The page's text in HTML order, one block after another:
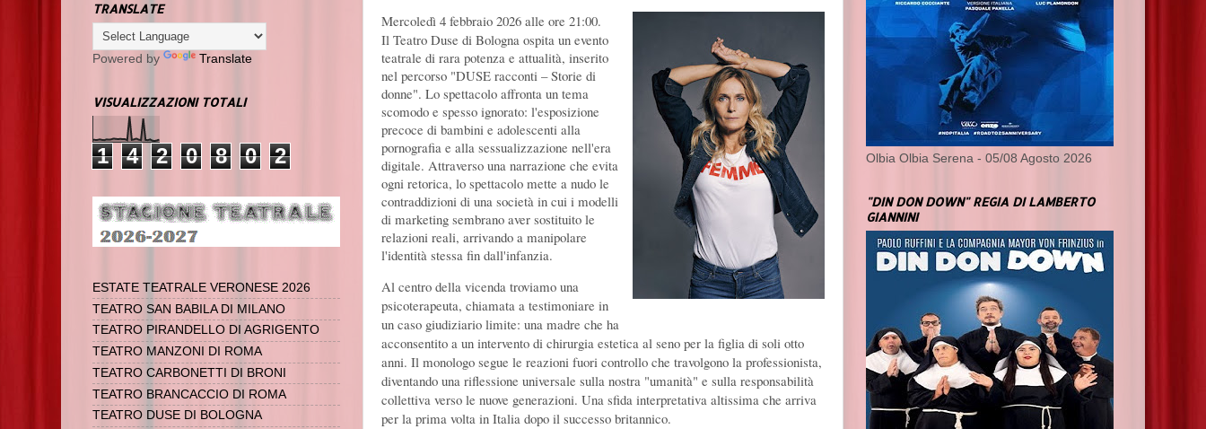
Mercoledì 4 febbraio 2026 alle ore 21:00.
Il Teatro Duse di Bologna ospita un evento
teatrale di rara potenza e attualità, inserito
nel percorso "DUSE racconti – Storie di
donne". Lo spettacolo affronta un tema
scomodo e spesso ignorato: l'esposizione
precoce di bambini e adolescenti alla
pornografia e alla sessualizzazione nell'era
digitale. Attraverso una narrazione che evita
ogni retorica, lo spettacolo mette a nudo le
contraddizioni di una società in cui i modelli
di marketing sembrano aver sostituito le
relazioni reali, arrivando a manipolare
l'identità stessa fin dall'infanzia.
Al centro della vicenda troviamo una
psicoterapeuta, chiamata a testimoniare in
un caso giudiziario limite: una madre che ha
acconsentito a un intervento di chirurgia estetica al seno per la figlia di soli otto
anni. Il monologo segue le reazioni fuori controllo che travolgono la professionista,
diventando una riflessione universale sulla nostra "umanità" e sulla responsabilità
collettiva verso le nuove generazioni. Una sfida interpretativa altissima che arriva
per la prima volta in Italia dopo il successo britannico.
TRANSLATE
Powered by Translate
VISUALIZZAZIONI TOTALI
1 4 2 0 8 0 2
ESTATE TEATRALE VERONESE 2026
TEATRO SAN BABILA DI MILANO
TEATRO PIRANDELLO DI AGRIGENTO
TEATRO MANZONI DI ROMA
TEATRO CARBONETTI DI BRONI
TEATRO BRANCACCIO DI ROMA
TEATRO DUSE DI BOLOGNA
Olbia Olbia Serena - 05/08 Agosto 2026
"DIN DON DOWN" REGIA DI LAMBERTO
GIANNINI